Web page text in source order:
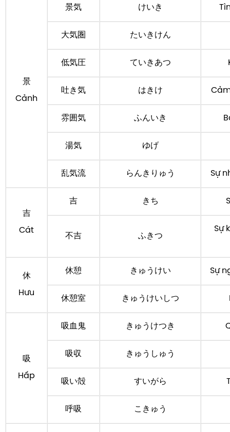
景
Cảnh
景気 けいき
大気圏 たいきけん
低気圧 ていきあつ
吐き気 はきけ
雰囲気 ふんいき
湯気 ゆげ
乱気流 らんきりゅう Sự
吉
Cát
吉 きち
不吉 ふきつ
Sự
休
Hưu
休憩 きゅうけい Sự
休憩室 きゅうけいしつ
吸
Hấp
吸血鬼 きゅうけつき
吸収 きゅうしゅう
吸い殻 すいがら
呼吸 こきゅう